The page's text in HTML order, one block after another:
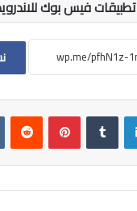
تطبيقات فيس بوك
لينكدإن بينتيريست